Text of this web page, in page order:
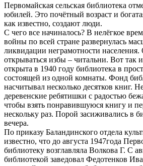
Первомайская сельская библиотека
юбилей. Это почётный возраст и
как известно, создают люди.
C чего все начиналось? В нелёгкое
войны по всей стране развернулась
ликвидации неграмотности населения.
открываться избы – читальни. Вот так
открыта в 1940 году библиотека в
состоящей из одной комнаты. Фонд
насчитывал несколько десятков книг.
деревенские ребятишки с радостью
чтобы взять понравившуюся книгу и
нескольку раз. Порой засиживались в
вечера.
По приказу Баландинского отдела
известно, что до августа 1947года
библиотеку возглавляла Волкова Г. С
библиотекой заведовал Федотенков